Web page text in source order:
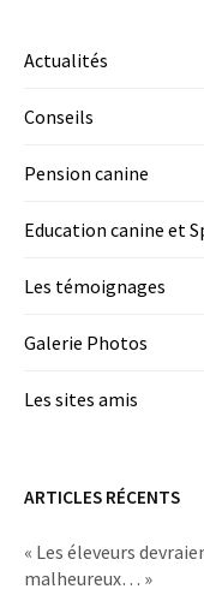
Actualités
Conseils
Pension canine
Education canine et
Les témoignages
Galerie Photos
Les sites amis
ARTICLES RÉCENTS
« Les éleveurs
malheureux… »